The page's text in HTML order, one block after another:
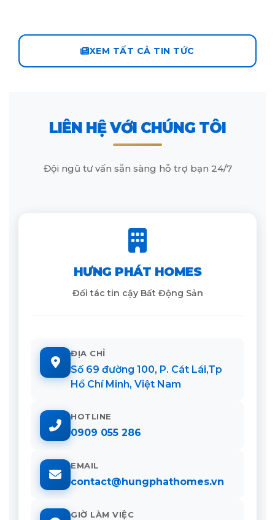
XEM TẤT CẢ TIN TỨC
LIÊN HỆ VỚI CHÚNG TÔI
Đội ngũ tư vấn sẵn sàng hỗ trợ bạn 24/7
HƯNG PHÁT HOMES
Đối tác tin cậy Bất Động Sản
ĐỊA CHỈ
Số 69 đường 100, P. Cát Lái,Tp
Hồ Chí Minh, Việt Nam
HOTLINE
0909 055 286
EMAIL
contact@hungphathomes.vn
GIỜ LÀM VIỆC